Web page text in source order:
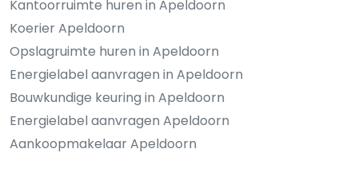
Kantoorruimte huren in Apeldoorn
Koerier Apeldoorn
Opslagruimte huren in Apeldoorn
Energielabel aanvragen in Apeldoorn
Bouwkundige keuring in Apeldoorn
Energielabel aanvragen Apeldoorn
Aankoopmakelaar Apeldoorn